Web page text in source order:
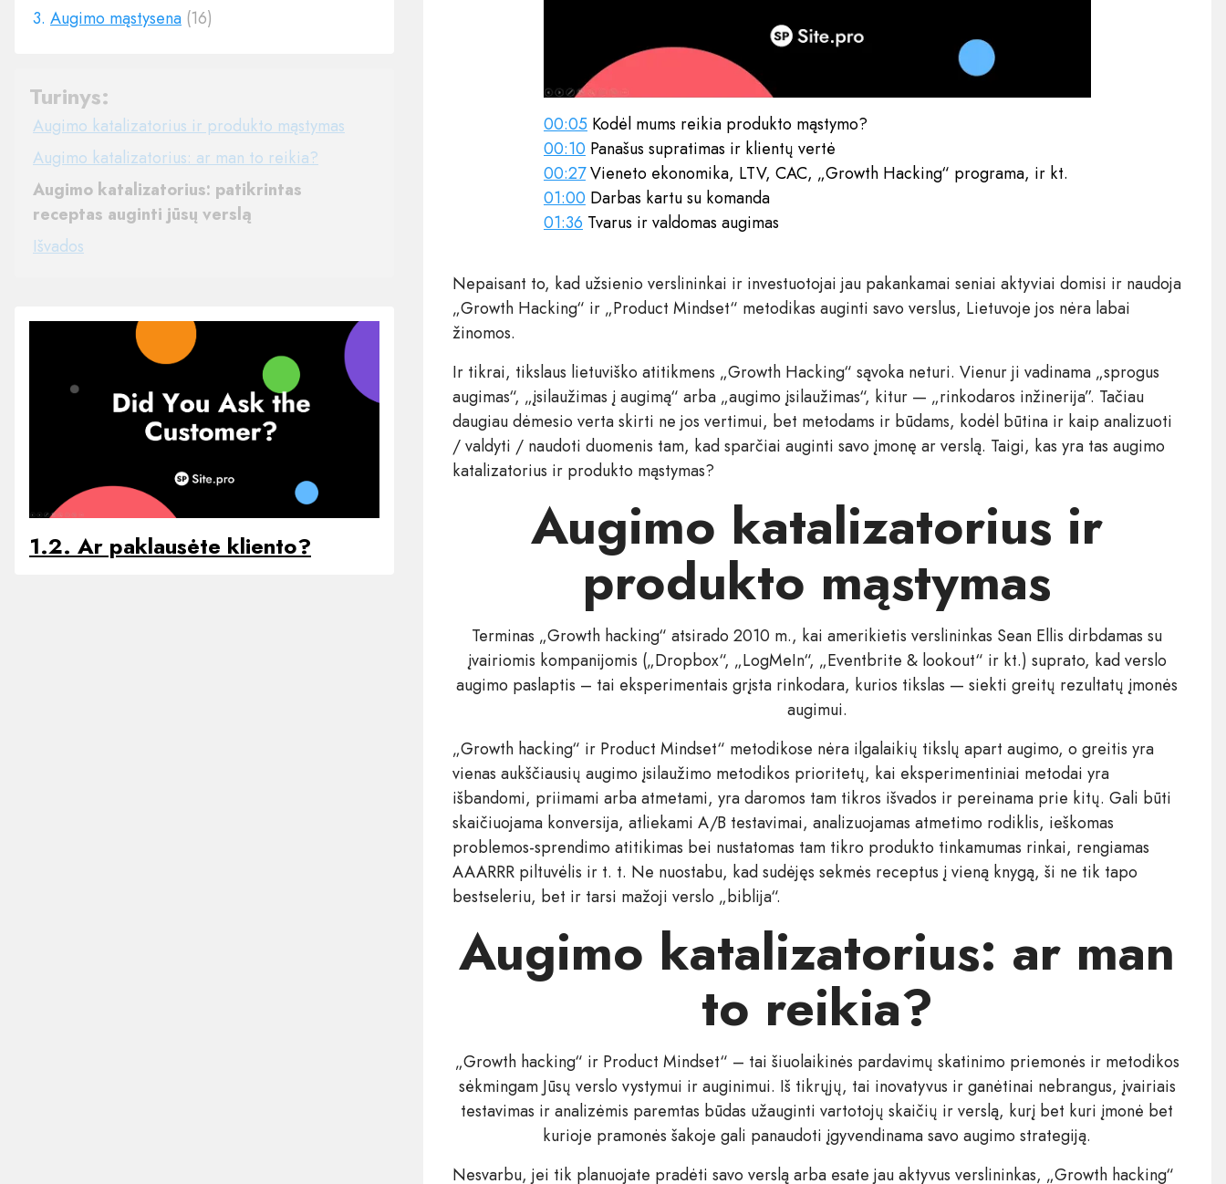
3. Augimo mąstysena (16)
Turinys:
Augimo katalizatorius ir produkto mąstymas
Augimo katalizatorius: ar man to reikia?
Augimo katalizatorius: patikrintas
receptas auginti jūsų verslą
Išvados
1.2. Ar paklausėte kliento?
00:05Kodėl mums reikia produkto mąstymo?
00:10 Panašus supratimas ir klientų vertė
00:27Vieneto ekonomika, LTV, CAC, „Growth Hacking“ programa, ir kt.
01:00 Darbas kartu su komanda
01:36 Tvarus ir valdomas augimas
Nepaisant to, kad užsienio verslininkai ir investuotojai jau pakankamai seniai aktyviai domisi ir naudoja
„Growth Hacking“ ir „Product Mindset“ metodikas auginti savo verslus, Lietuvoje jos nėra labai
žinomos.
Ir tikrai, tikslaus lietuviško atitikmens „Growth Hacking“ sąvoka neturi. Vienur ji vadinama „sprogus
augimas“, „įsilaužimas į augimą“ arba „augimo įsilaužimas“, kitur — „rinkodaros inžinerija”. Tačiau
daugiau dėmesio verta skirti ne jos vertimui, bet metodams ir būdams, kodėl būtina ir kaip analizuoti
/ valdyti / naudoti duomenis tam, kad sparčiai auginti savo įmonę ar verslą. Taigi, kas yra tas augimo
katalizatorius ir produkto mąstymas?
Augimo katalizatorius ir
produkto mąstymas
Terminas „Growth hacking“ atsirado 2010 m., kai amerikietis verslininkas Sean Ellis dirbdamas su
įvairiomis kompanijomis („Dropbox“, „LogMeIn“, „Eventbrite & lookout“ ir kt.) suprato, kad verslo
augimo paslaptis – tai eksperimentais grįsta rinkodara, kurios tikslas — siekti greitų rezultatų įmonės
augimui.
„Growth hacking“ ir Product Mindset“ metodikose nėra ilgalaikių tikslų apart augimo, o greitis yra
vienas aukščiausių augimo įsilaužimo metodikos prioritetų, kai eksperimentiniai metodai yra
išbandomi, priimami arba atmetami, yra daromos tam tikros išvados ir pereinama prie kitų. Gali būti
skaičiuojama konversija, atliekami A/B testavimai, analizuojamas atmetimo rodiklis, ieškomas
problemos-sprendimo atitikimas bei nustatomas tam tikro produkto tinkamumas rinkai, rengiamas
AAARRR piltuvėlis ir t. t. Ne nuostabu, kad sudėjęs sekmės receptus į vieną knygą, ši ne tik tapo
bestseleriu, bet ir tarsi mažoji verslo „biblija“.
Augimo katalizatorius: ar man
to reikia?
„Growth hacking“ ir Product Mindset“ – tai šiuolaikinės pardavimų skatinimo priemonės ir metodikos
sėkmingam Jūsų verslo vystymui ir auginimui. Iš tikrųjų, tai inovatyvus ir ganėtinai nebrangus, įvairiais
testavimas ir analizėmis paremtas būdas užauginti vartotojų skaičių ir verslą, kurį bet kuri įmonė bet
kurioje pramonės šakoje gali panaudoti įgyvendinama savo augimo strategiją.
Nesvarbu, jei tik planuojate pradėti savo verslą arba esate jau aktyvus verslininkas, „Growth hacking“